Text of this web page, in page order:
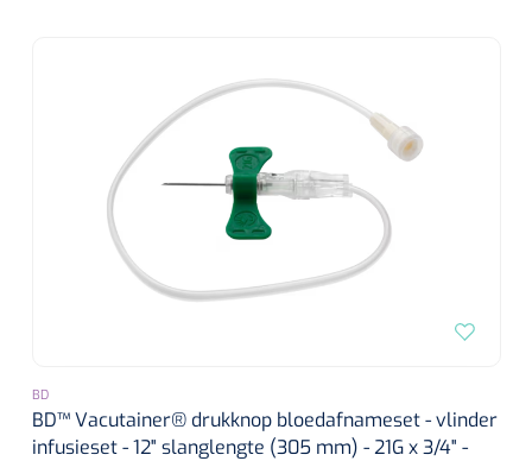
BD
BD™ Vacutainer® drukknop bloedafnameset - vlinder
infusieset - 12" slanglengte (305 mm) - 21G x 3/4" -